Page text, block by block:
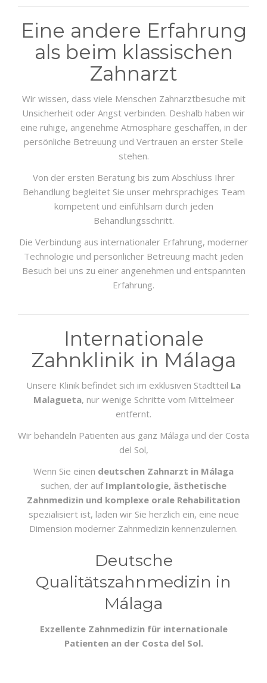
Eine andere Erfahrung
als beim klassischen
Zahnarzt
Wir wissen, dass viele Menschen Zahnarztbesuche mit
Unsicherheit oder Angst verbinden. Deshalb haben wir
eine ruhige, angenehme Atmosphäre geschaffen, in der
persönliche Betreuung und Vertrauen an erster Stelle
stehen.
Von der ersten Beratung bis zum Abschluss Ihrer
Behandlung begleitet Sie unser mehrsprachiges Team
kompetent und einfühlsam durch jeden
Behandlungsschritt.
Die Verbindung aus internationaler Erfahrung, moderner
Technologie und persönlicher Betreuung macht jeden
Besuch bei uns zu einer angenehmen und entspannten
Erfahrung.
Internationale
Zahnklinik in Málaga
Unsere Klinik befindet sich im exklusiven Stadtteil La
Malagueta, nur wenige Schritte vom Mittelmeer
entfernt.
Wir behandeln Patienten aus ganz Málaga und der Costa
del Sol,
Wenn Sie einen deutschen Zahnarzt in Málaga
suchen, der auf Implantologie, ästhetische
Zahnmedizin und komplexe orale Rehabilitation
spezialisiert ist, laden wir Sie herzlich ein, eine neue
Dimension moderner Zahnmedizin kennenzulernen.
Deutsche
Qualitätszahnmedizin in
Málaga
Exzellente Zahnmedizin für internationale
Patienten an der Costa del Sol.